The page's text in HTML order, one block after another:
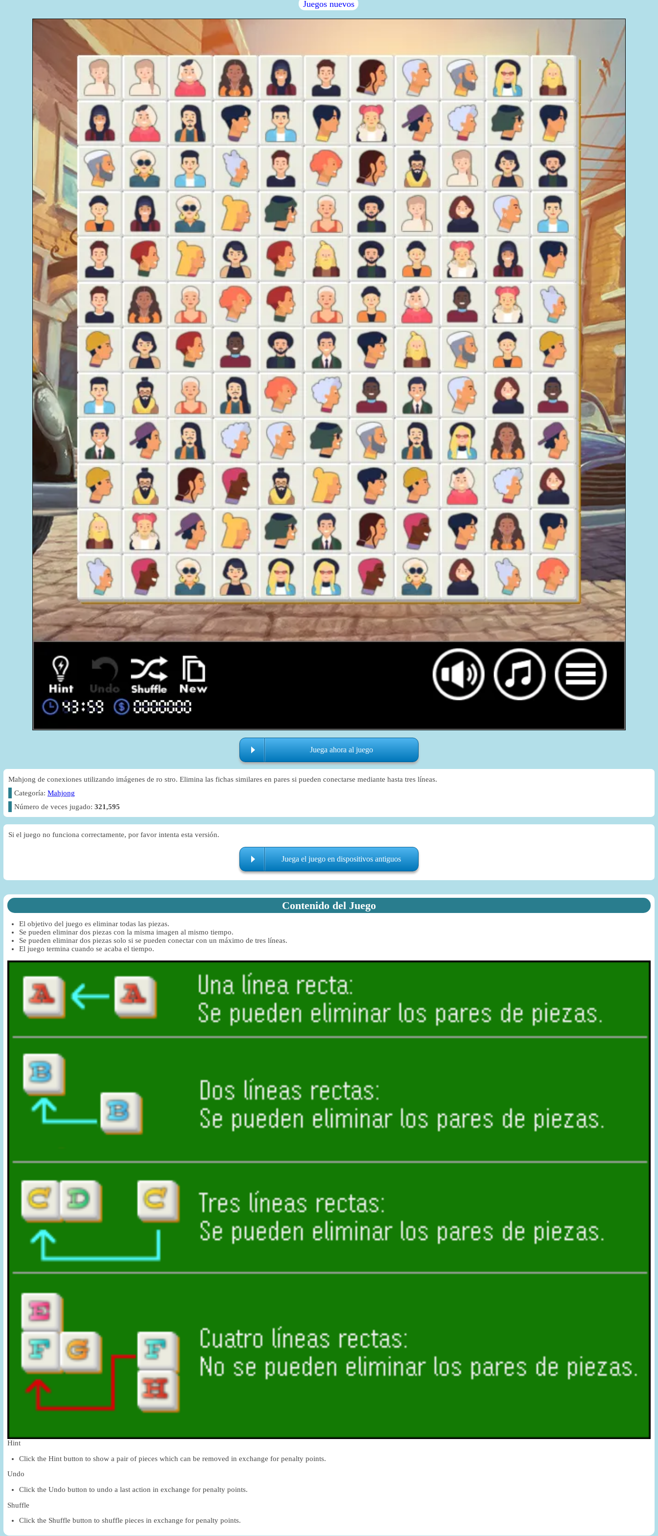
Juegos nuevos
Juega ahora al juego
Mahjong de conexiones utilizando imágenes de ro stro. Elimina las fichas similares en pares si pueden conectarse mediante hasta tres líneas.
Categoría:Mahjong
Número de veces jugado:321,595
Si el juego no funciona correctamente, por favor intenta esta versión.
Juega el juego en dispositivos antiguos
Contenido del Juego
El objetivo del juego es eliminar todas las piezas.
Se pueden eliminar dos piezas con la misma imagen al mismo tiempo.
Se pueden eliminar dos piezas solo si se pueden conectar con un máximo de tres líneas.
El juego termina cuando se acaba el tiempo.
Hint
Click the Hint button to show a pair of pieces which can be removed in exchange for penalty points.
Undo
Click the Undo button to undo a last action in exchange for penalty points.
Shuffle
Click the Shuffle button to shuffle pieces in exchange for penalty points.